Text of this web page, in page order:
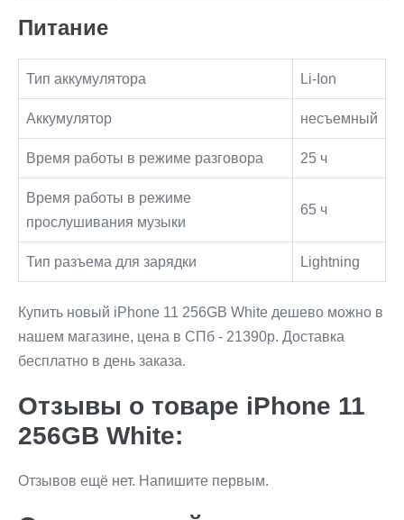
Питание
Тип аккумулятора Li-Ion
Аккумулятор несъемный
Время работы в режиме разговора 25 ч
Время работы в режиме
прослушивания музыки
65 ч
Тип разъема для зарядки Lightning
Купить новый iPhone 11 256GB White дешево можно в
нашем магазине, цена в СПб - 21390р. Доставка
бесплатно в день заказа.
Отзывы о товаре iPhone 11
256GB White:
Отзывов ещё нет. Напишите первым.